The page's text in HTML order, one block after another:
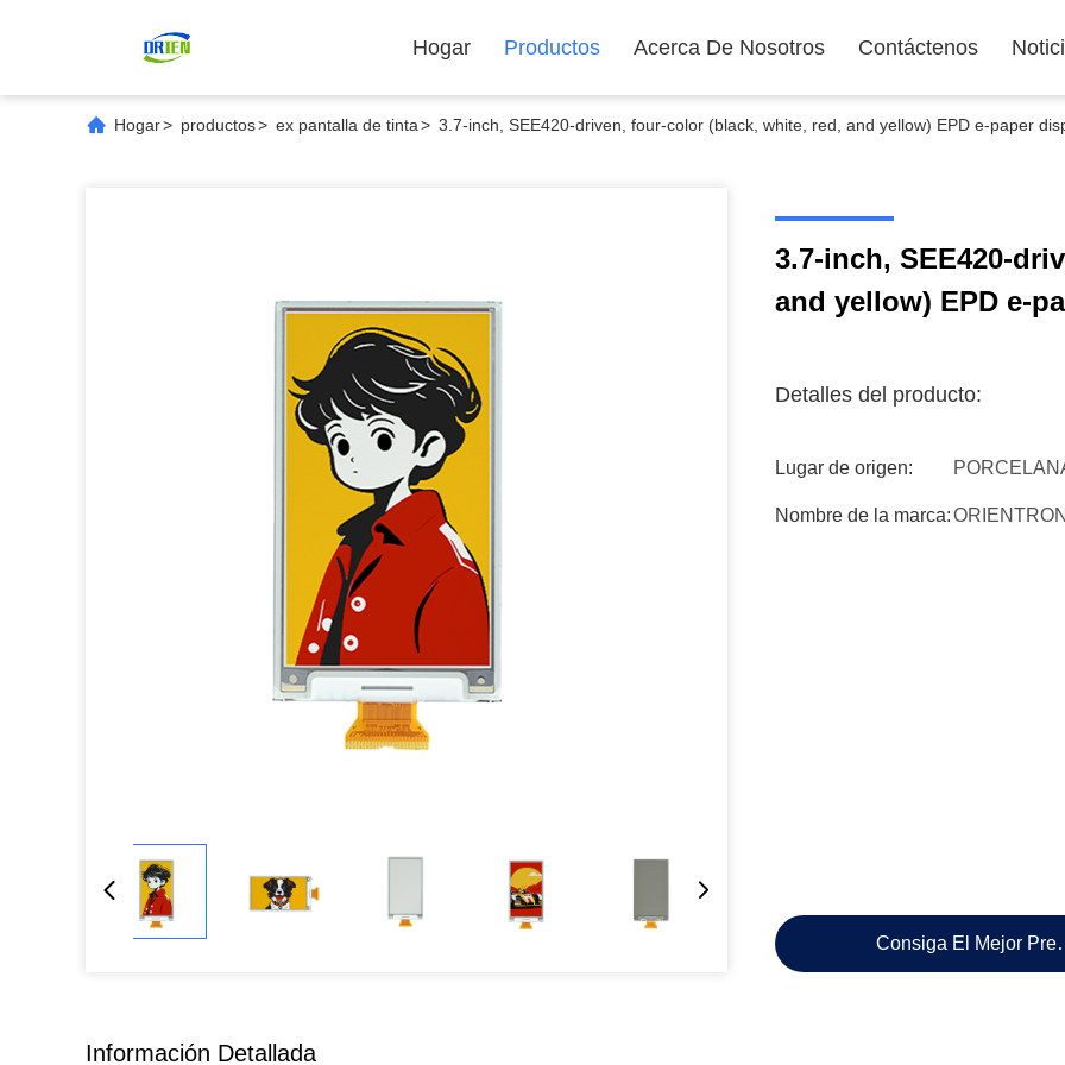
Hogar Productos Acerca De Nosotros Contáctenos
Hogar> productos> ex pantalla de tinta> 3.7-inch, SEE420-driven, four-color (black, white, red, and yellow) EPD e-paper
3.7-inch, SEE420-
and yellow) EPD e-
Detalles del producto:
Lugar de origen:
Nombre de la marca:
Consiga El Mejor
Información Detallada